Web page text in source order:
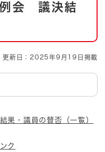
る
会 議決結
更新日：2025年9月19日掲載
果・議員の賛否（一覧）
ク